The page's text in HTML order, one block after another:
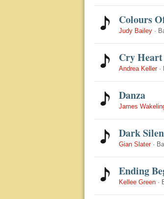
Colours
Judy Bailey ·
Cry
Andrea Keller·
Danza
James
Dark
Gian Slater·
Ending
Kellee Green ·